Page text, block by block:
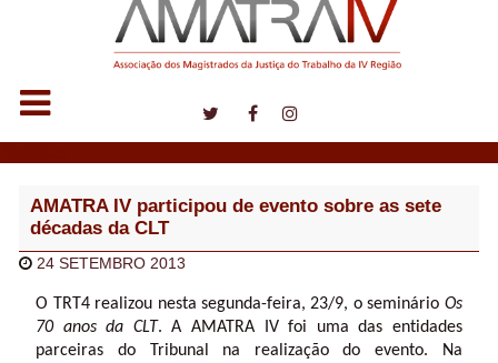
AMATRA IV participou de evento sobre as sete
décadas da CLT
24 SETEMBRO 2013
O TRT4 realizou nesta segunda-feira, 23/9, o seminário Os
70 anos da CLT. A AMATRA IV foi uma das entidades
parceiras do Tribunal na realização do evento. Na